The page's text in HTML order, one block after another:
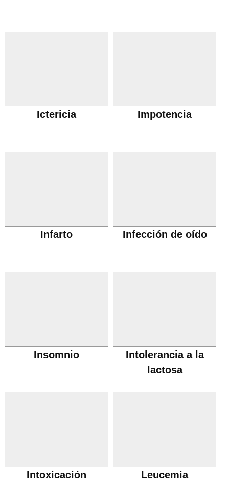
Ictericia Impotencia
Infarto Infección de oído
Insomnio
Intolerancia a la
lactosa
Intoxicación Leucemia